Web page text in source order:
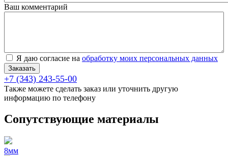
Ваш комментарий
Согласие на обработку персональных данных*
Я даю согласие на обработку моих персональных данных
+7 (343) 243-55-00
Также можете сделать заказ или уточнить другую
информацию по телефону
Сопутствующие материалы
8мм